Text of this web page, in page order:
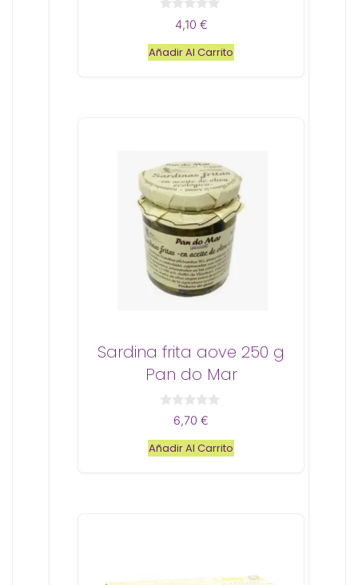
e
5
4,10 €
Añadir Al Carrito
Sardina frita aove 250 g
Pan do Mar
e
5
6,70 €
Añadir Al Carrito